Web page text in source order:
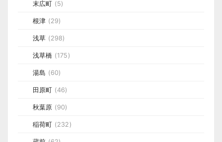
末広町 (5)
根津 (29)
浅草 (298)
浅草橋 (175)
湯島 (60)
田原町 (46)
秋葉原 (90)
稲荷町 (232)